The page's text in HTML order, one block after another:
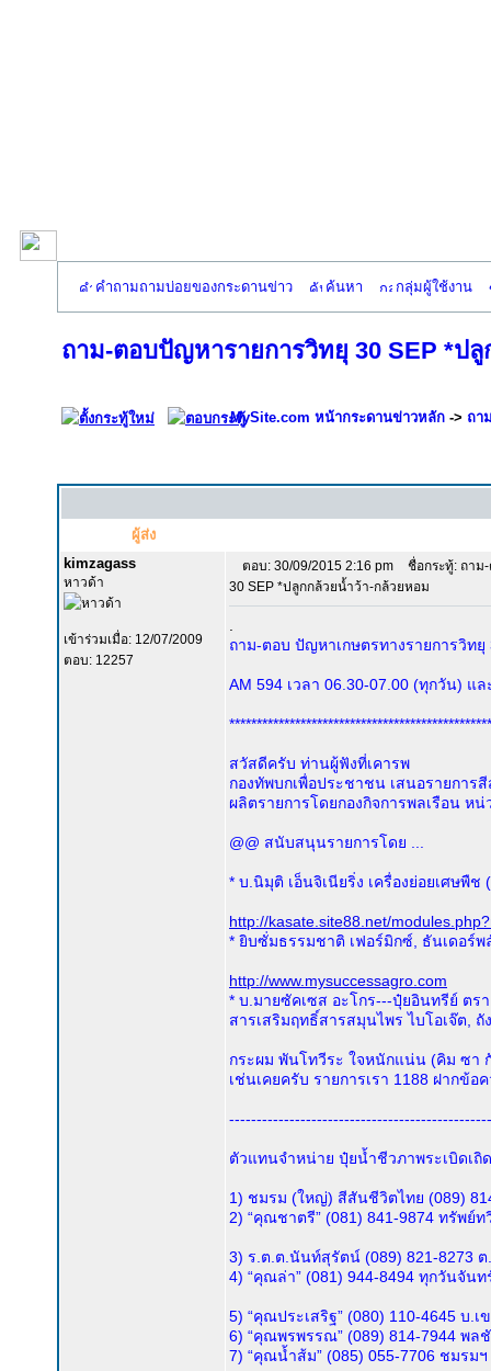
คำถามถามบ่อยของกระดานข่าว ค้นหา กลุ่มผู้ใช้งาน
ถาม-ตอบปัญหารายการวิทยุ 30 SEP *ป
MySite.com หน้ากระดานข่าวหลัก -> ถา
ผู้ส่ง
kimzagass
หาวด้า
เข้าร่วมเมื่อ: 12/07/2009
ตอบ: 12257
ตอบ: 30/09/2015 2:16 pm
ชื่อกระทู้: ถาม
30 SEP *ปลูกกล้วยน้ำว้า-กล้วยหอม
ถาม-ตอบ ปัญหาเกษตรทางรายการวิทยุ
AM 594 เวลา 06.30-07.00 (ทุกวัน) แ
สวัสดีครับ ท่านผู้ฟังที่เคารพ
กองทัพบกเพื่อประชาชน เสนอรายการ
ผลิตรายการโดยกองกิจการพลเรือน ห
@@ สนับสนุนรายการโดย ...
* บ.นิมุติ เอ็นจิเนียริ่ง เครื่องย่อยเศษพืช
http://kasate.site88.net/
* ยิบซั่มธรรมชาติ เฟอร์มิกซ์, ธันเดอร์
http://www.mysuccessagro.com
* บ.มายซัคเซส อะโกร---ปุ๋ยอินทรีย์ ต
สารเสริมฤทธิ์สารสมุนไพร ไบโอเจ๊ต,
กระผม พันโทวีระ ใจหนักแน่น (คิม ซา
เช่นเคยครับ รายการเรา 1188 ฝากข้
ตัวแทนจำหน่าย ปุ๋ยน้ำชีวภาพระเบิดเถิ
1) ชมรม (ใหญ่) สีสันชีวิตไทย (089)
2) “คุณชาตรี” (081) 841-9874 ทรัพย์
3) ร.ต.ต.นันท์สุรัตน์ (089) 821-8273
4) “คุณล่า” (081) 944-8494 ทุกวันจั
5) “คุณประเสริฐ” (080) 110-4645 บ
6) “คุณพรพรรณ” (089) 814-7944 พ
7) “คุณน้ำส้ม” (085) 055-7706 ชมร